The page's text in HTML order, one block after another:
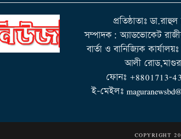
প্রতিষ্ঠাতাঃ ডা.রাহুল
সম্পাদক: অ্যাডভোকেট
বার্তা ও বানিজ্যিক
আলী
ফোনঃ +8801713-
ই-মেইলঃ
COPYRIGHT